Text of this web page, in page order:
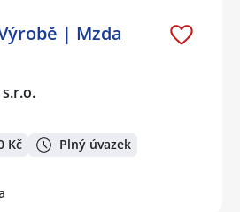
| Mzda
Kč Plný úvazek